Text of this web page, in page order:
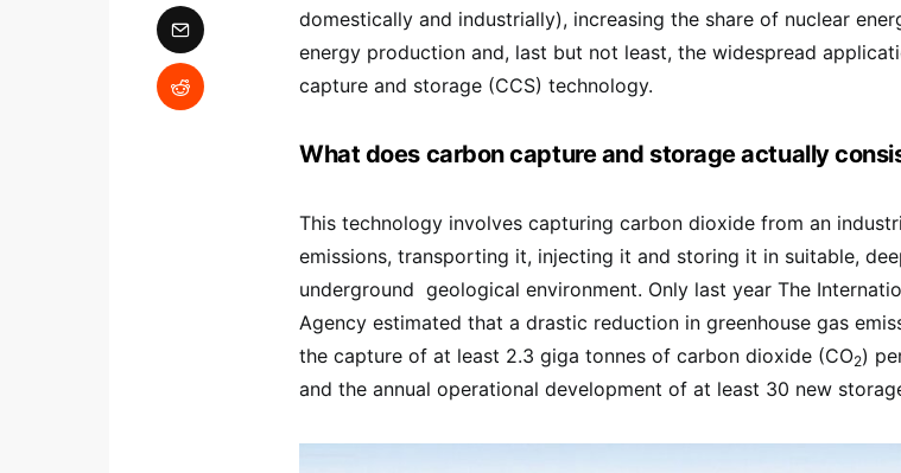
domestically and industrially), increasing the share of nuclear
energy production and, last but not least, the widespread
capture and storage (CCS) technology.
What does carbon capture and storage actually
This technology involves capturing carbon dioxide from an
emissions, transporting it, injecting it and storing it in suitable,
underground geological environment. Only last year The
Agency estimated that a drastic reduction in greenhouse gas
the capture of at least 2.3 giga tonnes of carbon dioxide (CO2)
and the annual operational development of at least 30 new